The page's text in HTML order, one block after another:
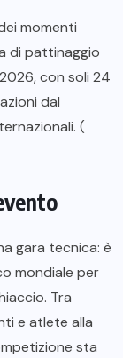
momenti
di pattinaggio
con soli 24
dal
(
gara tecnica: è
mondiale per
Tra
e atlete alla
sta